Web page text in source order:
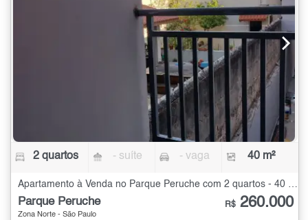
2 quartos - suíte - vaga 40 m²
Apartamento à Venda no Parque Peruche com 2 quartos - 40 m²
Parque Peruche
Zona Norte - São Paulo
R$ 260.000